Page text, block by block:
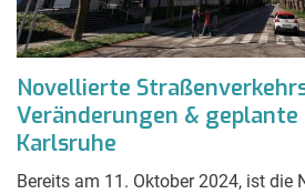
Novellierte
Veränderungen & geplante
Karlsruhe
Bereits am 11. Oktober 2024, ist die